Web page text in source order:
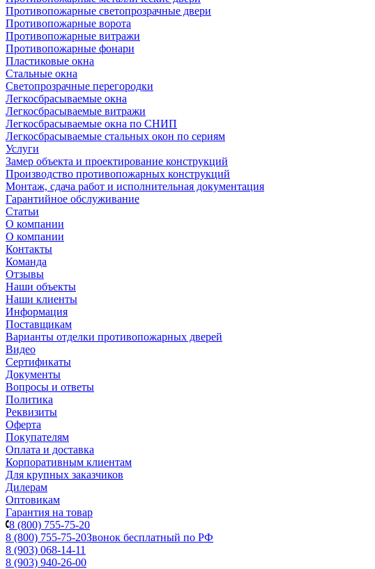
Противопожарные светопрозрачные двери
Противопожарные ворота
Противопожарные витражи
Противопожарные фонари
Пластиковые окна
Стальные окна
Светопрозрачные перегородки
Легкосбрасываемые окна
Легкосбрасываемые витражи
Легкосбрасываемые окна по СНИП
Легкосбрасываемые стальных окон по сериям
Услуги
Замер объекта и проектирование конструкций
Производство противопожарных конструкций
Монтаж, сдача работ и исполнительная документация
Гарантийное обслуживание
Статьи
О компании
О компании
Контакты
Команда
Отзывы
Наши объекты
Наши клиенты
Информация
Поставщикам
Варианты отделки противопожарных дверей
Видео
Сертификаты
Документы
Вопросы и ответы
Политика
Реквизиты
Оферта
Покупателям
Оплата и доставка
Корпоративным клиентам
Для крупных заказчиков
Дилерам
Оптовикам
Гарантия на товар
8 (800) 755-75-20
8 (800) 755-75-20Звонок бесплатный по РФ
8 (903) 068-14-11
8 (903) 940-26-00